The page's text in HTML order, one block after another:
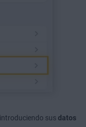
sus datos